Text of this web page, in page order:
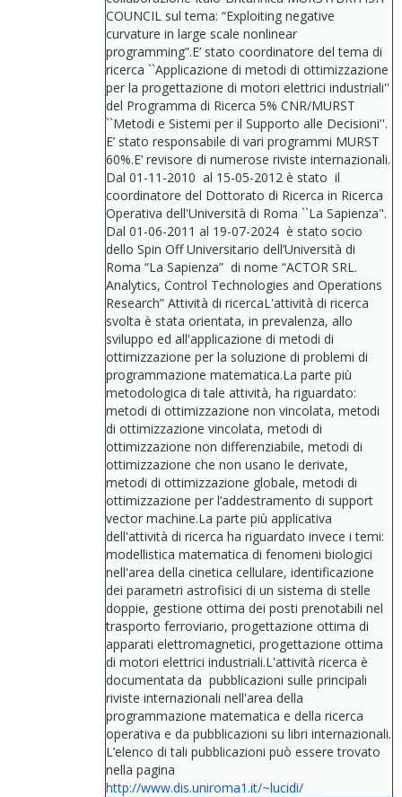
COUNCIL sul tema: “Exploiting negative
curvature in large scale nonlinear
programming”.E’ stato coordinatore del tema di
ricerca ``Applicazione di metodi di ottimizzazione
per la progettazione di motori elettrici industriali''
del Programma di Ricerca 5% CNR/MURST
``Metodi e Sistemi per il Supporto alle Decisioni''.
E’ stato responsabile di vari programmi MURST
60%.E’ revisore di numerose riviste internazionali.
Dal 01-11-2010 al 15-05-2012 è stato il
coordinatore del Dottorato di Ricerca in Ricerca
Operativa dell'Università di Roma ``La Sapienza".
Dal 01-06-2011 al 19-07-2024 è stato socio
dello Spin Off Universitario dell’Università di
Roma “La Sapienza” di nome “ACTOR SRL.
Analytics, Control Technologies and Operations
Research” Attività di ricercaL'attività di ricerca
svolta è stata orientata, in prevalenza, allo
sviluppo ed all'applicazione di metodi di
ottimizzazione per la soluzione di problemi di
programmazione matematica.La parte più
metodologica di tale attività, ha riguardato:
metodi di ottimizzazione non vincolata, metodi
di ottimizzazione vincolata, metodi di
ottimizzazione non differenziabile, metodi di
ottimizzazione che non usano le derivate,
metodi di ottimizzazione globale, metodi di
ottimizzazione per l’addestramento di support
vector machine.La parte più applicativa
dell'attività di ricerca ha riguardato invece i temi:
modellistica matematica di fenomeni biologici
nell'area della cinetica cellulare, identificazione
dei parametri astrofisici di un sistema di stelle
doppie, gestione ottima dei posti prenotabili nel
trasporto ferroviario, progettazione ottima di
apparati elettromagnetici, progettazione ottima
di motori elettrici industriali.L'attività ricerca è
documentata da pubblicazioni sulle principali
riviste internazionali nell'area della
programmazione matematica e della ricerca
operativa e da pubblicazioni su libri internazionali.
L’elenco di tali pubblicazioni può essere trovato
nella pagina
http://www.dis.uniroma1.it/~lucidi/